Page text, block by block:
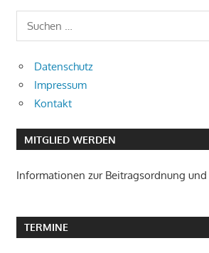
Datenschutz
Impressum
Kontakt
MITGLIED WERDEN
Informationen zur Beitragsordnung und
TERMINE